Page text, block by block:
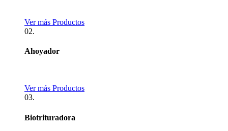
Ver más Productos
02.
Ahoyador
Ver más Productos
03.
Biotrituradora